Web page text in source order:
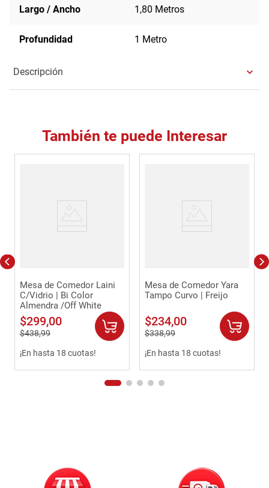
Largo / Ancho 1,80 Metros
Profundidad 1 Metro
Descripción
También te puede Interesar
Mesa de Comedor Laini
C/Vidrio | Bi Color
Almendra /Off White
$299,00
$438,99
¡En hasta 18 cuotas!
Mesa de Comedor Yara
Tampo Curvo | Freijo
$234,00
$338,99
¡En hasta 18 cuotas!